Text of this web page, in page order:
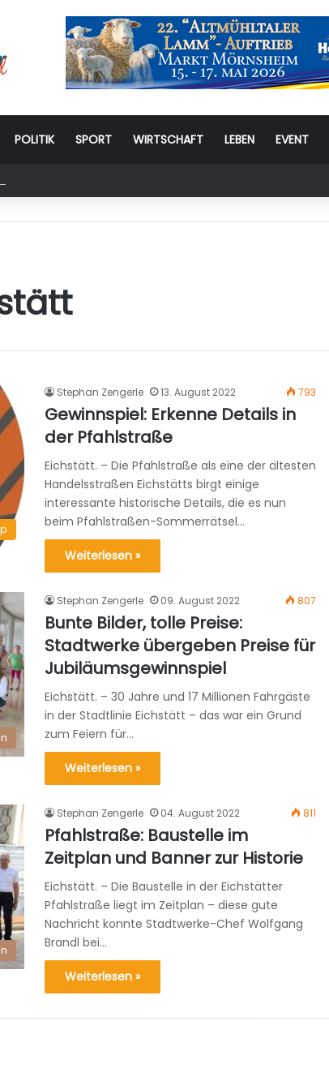
POLITIK SPORT WIRTSCHAFT LEBEN EVENT
Stephan Zengerle 13. August 2022 793
Gewinnspiel: Erkenne Details in
der Pfahlstraße
Eichstätt. – Die Pfahlstraße als eine der ältesten
Handelsstraßen Eichstätts birgt einige
interessante historische Details, die es nun
beim Pfahlstraßen-Sommerrätsel…
Weiterlesen »
Stephan Zengerle 09. August 2022 807
Bunte Bilder, tolle Preise:
Stadtwerke übergeben Preise für
Jubiläumsgewinnspiel
Eichstätt. – 30 Jahre und 17 Millionen Fahrgäste
in der Stadtlinie Eichstätt – das war ein Grund
zum Feiern für…
Weiterlesen »
Stephan Zengerle 04. August 2022 811
Pfahlstraße: Baustelle im
Zeitplan und Banner zur Historie
Eichstätt. – Die Baustelle in der Eichstätter
Pfahlstraße liegt im Zeitplan – diese gute
Nachricht konnte Stadtwerke-Chef Wolfgang
Brandl bei…
Weiterlesen »